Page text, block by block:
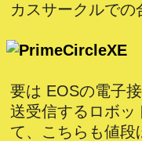
カスサークルでの
要は EOSの電子
送受信するロボッ
て、こちらも値段